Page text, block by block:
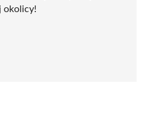
okolicy!